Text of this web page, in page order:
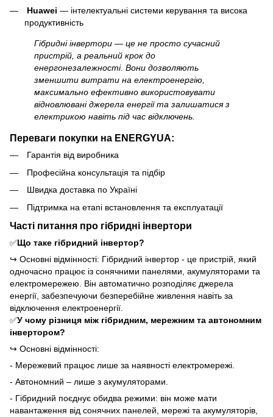
Huawei — інтелектуальні системи керування та висока
продуктивність
Гібридні інвертори — це не просто сучасний
пристрій, а реальний крок до
енергонезалежності. Вони дозволяють
зменшити витрати на електроенергію,
максимально ефективно використовувати
відновлювані джерела енергії та залишатися з
електрикою навіть під час відключень.
Переваги покупки на ENERGYUA:
Гарантія від виробника
Професійна консультація та підбір
Швидка доставка по Україні
Підтримка на етапі встановлення та експлуатації
Часті питання про гібридні інвертори
✅Що таке гібридний інвертор?
↪ Основні відмінності: Гібридний інвертор - це пристрій, який
одночасно працює із сонячними панелями, акумуляторами та
електромережею. Він автоматично розподіляє джерела
енергії, забезпечуючи безперебійне живлення навіть за
відключення електроенергії.
✅У чому різниця між гібридним, мережним та автономним
інвертором?
↪ Основні відмінності:
- Мережевий працює лише за наявності електромережі.
- Автономний – лише з акумуляторами.
- Гібридний поєднує обидва режими: він може мати
навантаження від сонячних панелей, мережі та акумуляторів,